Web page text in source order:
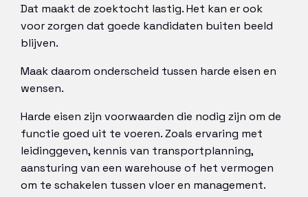
Dat maakt de zoektocht lastig. Het kan er ook
voor zorgen dat goede kandidaten buiten beeld
blijven.
Maak daarom onderscheid tussen harde eisen en
wensen.
Harde eisen zijn voorwaarden die nodig zijn om de
functie goed uit te voeren. Zoals ervaring met
leidinggeven, kennis van transportplanning,
aansturing van een warehouse of het vermogen
om te schakelen tussen vloer en management.